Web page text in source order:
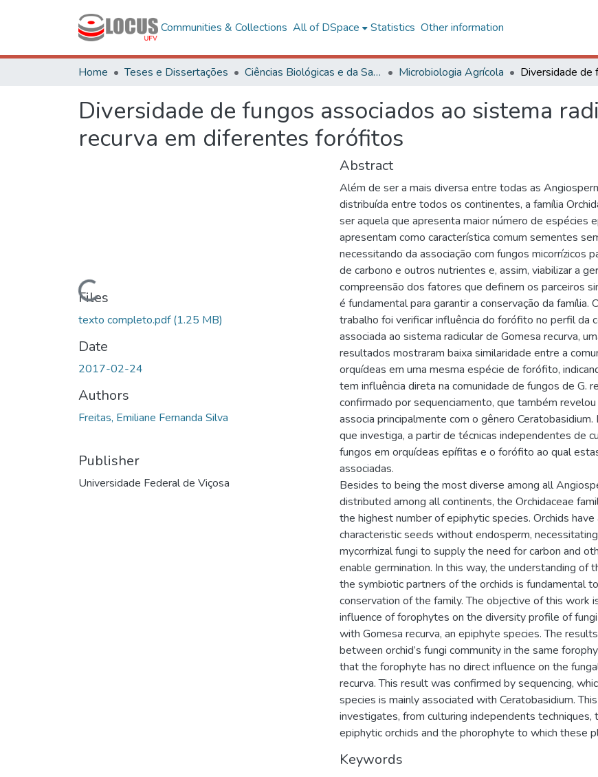
Communities & Collections All of DSpace Statistics Other information
Home Teses e Dissertações Ciências Biológicas e da Saúde Microbiologia Agrícola
Diversidade de fungos associados ao sistema
recurva em diferentes forófitos
Loading...
Files
texto completo.pdf(1.25 MB)
Date
2017-02-24
Authors
Freitas, Emiliane Fernanda Silva
Publisher
Universidade Federal de Viçosa
Abstract
Além de ser a mais diversa entre todas as
distribuída entre todos os continentes, a família
ser aquela que apresenta maior número de espécies
apresentam como característica comum sementes
necessitando da associação com fungos micorrízicos
de carbono e outros nutrientes e, assim, viabilizar a
compreensão dos fatores que definem os parceiros
é fundamental para garantir a conservação da família.
trabalho foi verificar influência do forófito no perfil da
associada ao sistema radicular de Gomesa recurva,
resultados mostraram baixa similaridade entre a
orquídeas em uma mesma espécie de forófito,
tem influência direta na comunidade de fungos de G.
confirmado por sequenciamento, que também
associa principalmente com o gênero
que investiga, a partir de técnicas independentes de
fungos em orquídeas epífitas e o forófito ao qual
associadas.
Besides to being the most diverse among all
distributed among all continents, the Orchidaceae
the highest number of epiphytic species. Orchids have
characteristic seeds without endosperm,
mycorrhizal fungi to supply the need for carbon and
enable germination. In this way, the understanding of
the symbiotic partners of the orchids is fundamental
conservation of the family. The objective of this work
influence of forophytes on the diversity profile of
with Gomesa recurva, an epiphyte species. The
between orchid’s fungi community in the same
that the forophyte has no direct influence on the
recurva. This result was confirmed by sequencing,
species is mainly associated with Ceratobasidium.
investigates, from culturing independents techniques,
epiphytic orchids and the phorophyte to which these
Keywords